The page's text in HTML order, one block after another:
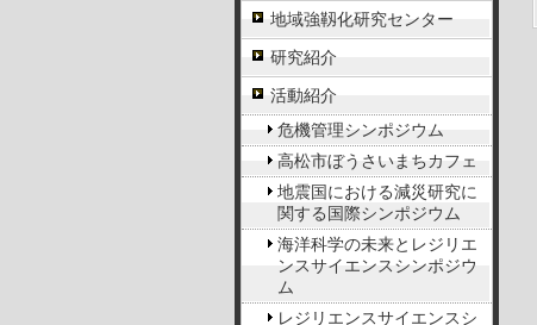
地域強靱化研究センター
研究紹介
活動紹介
危機管理シンポジウム
高松市ぼうさいまちカフェ
地震国における減災研究に
関する国際シンポジウム
海洋科学の未来とレジリエ
ンスサイエンスシンポジウ
ム
レジリエンスサイエンスシ